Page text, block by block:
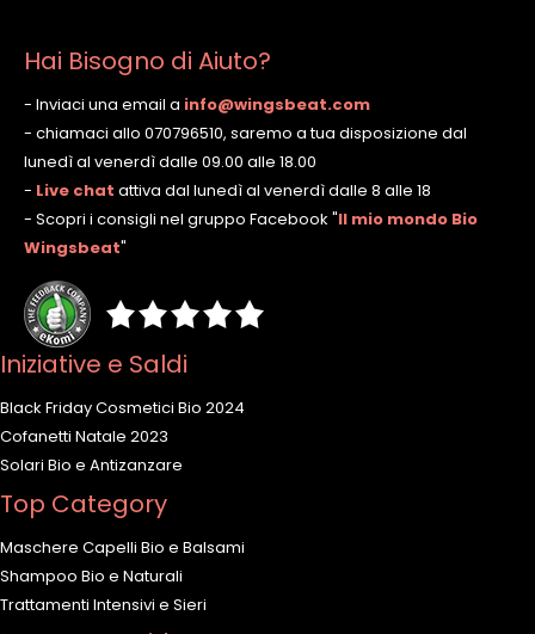
Hai Bisogno di Aiuto?
- Inviaci una email a info@wingsbeat.com
- chiamaci allo 070796510, saremo a tua disposizione dal
lunedì al venerdì dalle 09.00 alle 18.00
- Live chat attiva dal lunedì al venerdì dalle 8 alle 18
- Scopri i consigli nel gruppo Facebook "Il mio mondo Bio
Wingsbeat"
Iniziative e Saldi
Black Friday Cosmetici Bio 2024
Cofanetti Natale 2023
Solari Bio e Antizanzare
Top Category
Maschere Capelli Bio e Balsami
Shampoo Bio e Naturali
Trattamenti Intensivi e Sieri